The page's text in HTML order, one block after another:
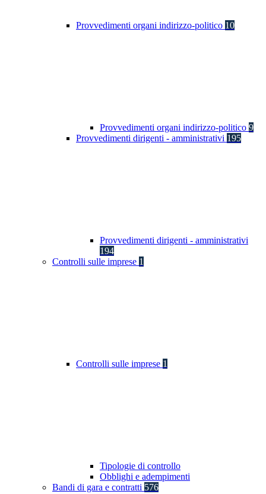
Provvedimenti organi indirizzo-politico 10
Provvedimenti organi indirizzo-politico 9
Provvedimenti dirigenti - amministrativi 195
Provvedimenti dirigenti - amministrativi
194
Controlli sulle imprese 1
Controlli sulle imprese 1
Tipologie di controllo
Obblighi e adempimenti
Bandi di gara e contratti 576